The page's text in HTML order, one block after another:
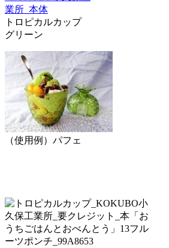
トロピカルカップ
グリーン
（使用例）パフェ